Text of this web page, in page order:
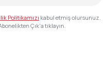
Politikamızı kabul etmiş olursunuz.
Çık'a tıklayın.